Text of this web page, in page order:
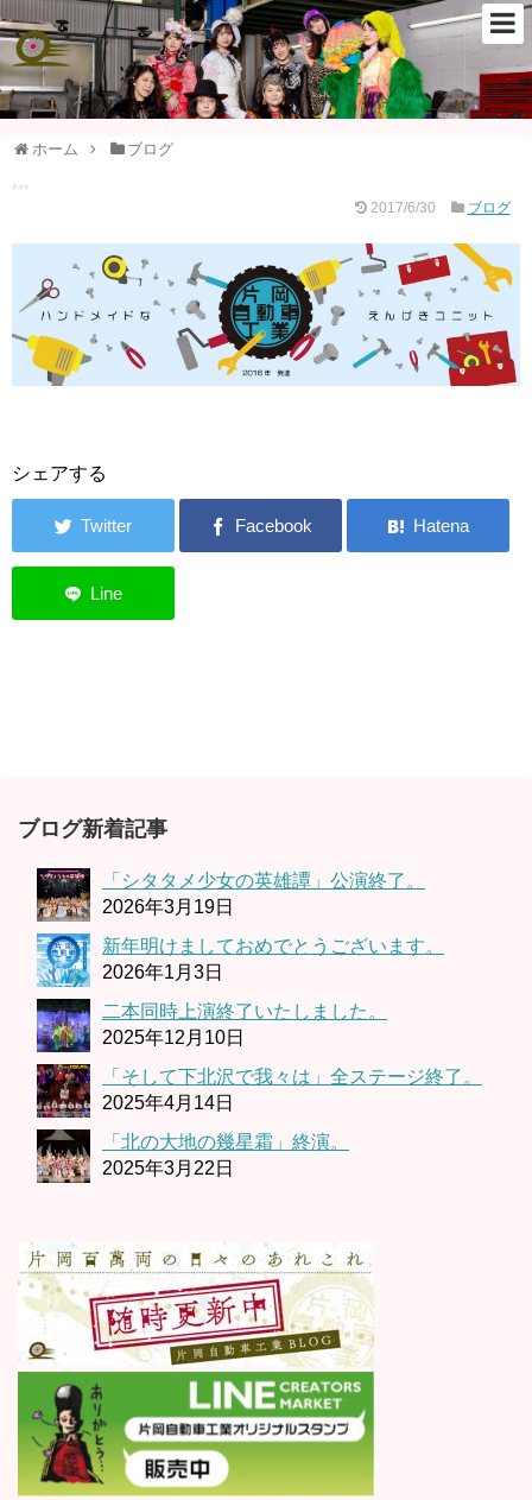
ホーム ブログ
テスト
2017/6/30 ブログ
シェアする
ブログ新着記事
「シタタメ少女の英雄譚」公演終了。
2026年3月19日
新年明けましておめでとうございます。
2026年1月3日
二本同時上演終了いたしました。
2025年12月10日
「そして下北沢で我々は」全ステージ終了。
2025年4月14日
「北の大地の幾星霜」終演。
2025年3月22日